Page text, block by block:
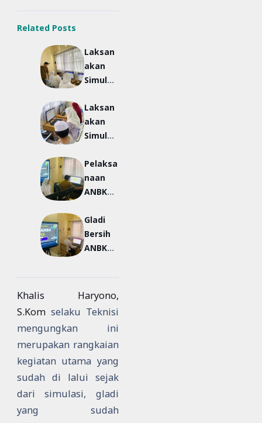
Related Posts
Laksan
akan
Simulas
SDLB
Laksan
akan
Simulas
SMPLB
Pelaksa
naan
ANBK
en
Nasion
al
s
Komput
er)
Jenjang
SMPLB
Tahun
2024
Gladi
Bersih
ANBK
SLBN
Daha
Selatan
Khalis Haryono,
S.Kom selaku Teknisi
mengungkan ini
merupakan rangkaian
kegiatan utama yang
sudah di lalui sejak
dari simulasi, gladi
yang sudah